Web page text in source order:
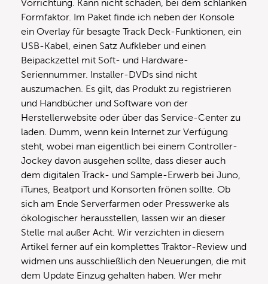
Vorrichtung. Kann nicht schaden, bei dem schlanken
Formfaktor. Im Paket finde ich neben der Konsole
ein Overlay für besagte Track Deck-Funktionen, ein
USB-Kabel, einen Satz Aufkleber und einen
Beipackzettel mit Soft- und Hardware-
Seriennummer. Installer-DVDs sind nicht
auszumachen. Es gilt, das Produkt zu registrieren
und Handbücher und Software von der
Herstellerwebsite oder über das Service-Center zu
laden. Dumm, wenn kein Internet zur Verfügung
steht, wobei man eigentlich bei einem Controller-
Jockey davon ausgehen sollte, dass dieser auch
dem digitalen Track- und Sample-Erwerb bei Juno,
iTunes, Beatport und Konsorten frönen sollte. Ob
sich am Ende Serverfarmen oder Presswerke als
ökologischer herausstellen, lassen wir an dieser
Stelle mal außer Acht. Wir verzichten in diesem
Artikel ferner auf ein komplettes Traktor-Review und
widmen uns ausschließlich den Neuerungen, die mit
dem Update Einzug gehalten haben. Wer mehr